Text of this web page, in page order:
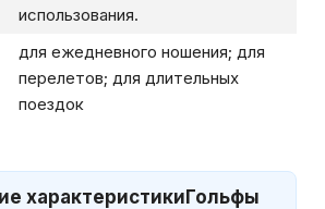
использования.
для ежедневного ношения; для
перелетов; для длительных
поездок
характеристикиГольфы